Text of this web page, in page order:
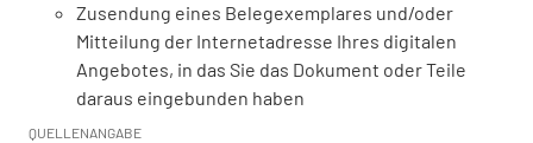
Zusendung eines Belegexemplares und/oder
Mitteilung der Internetadresse Ihres digitalen
Angebotes, in das Sie das Dokument oder Teile
daraus eingebunden haben
QUELLENANGABE